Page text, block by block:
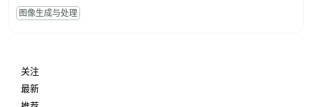
图像生成与处理
关注
最新